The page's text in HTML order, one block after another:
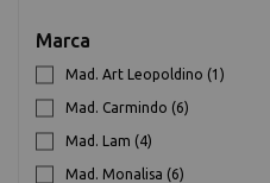
Marca
Mad. Art Leopoldino (1)
Mad. Carmindo (6)
Mad. Lam (4)
Mad. Monalisa (6)